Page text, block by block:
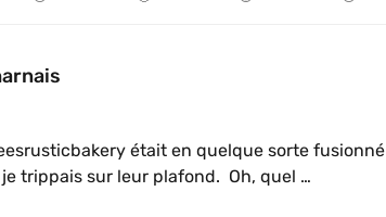
était en quelque sorte fusionné
trippais sur leur plafond.  Oh, quel